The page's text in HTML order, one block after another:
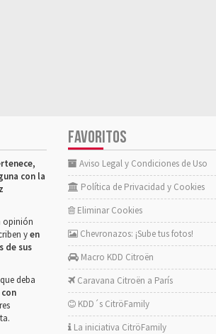
con la
opinión
yen
de sus
deba
FAVORITOS
Aviso Legal y Condiciones de Uso
Política de Privacidad y Cookies
Eliminar Cookies
Chevronazos: ¡Sube tus fotos!
Macro KDD Citroën
Caravana Citroën a París
KDD´s CitröFamily
La iniciativa CitröFamily